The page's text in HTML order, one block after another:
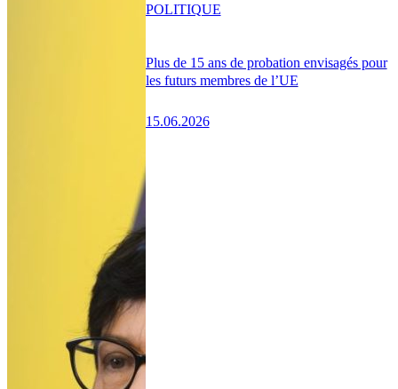
Plus de 15 ans de probation envisagés pour
les futurs membres de l’UE
15.06.2026
POLITIQUE